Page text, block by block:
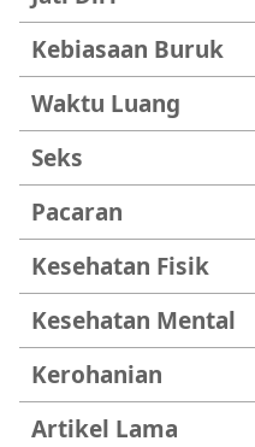
Kebiasaan Buruk
Waktu Luang
Seks
Pacaran
Kesehatan Fisik
Kesehatan Mental
Kerohanian
Artikel Lama